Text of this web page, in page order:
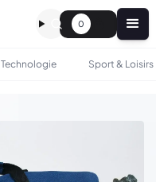
0
Technologie Sport & Loisirs